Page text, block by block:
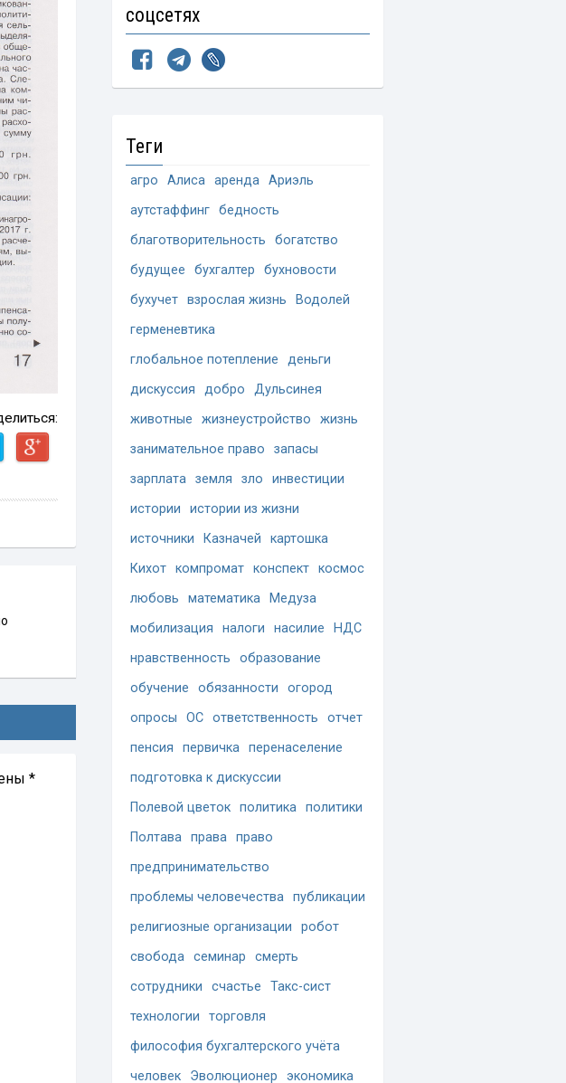
*
соцсетях
Теги
агро Алиса аренда Ариэль
аутстаффинг бедность
благотворительность
богатство
будущее
бухгалтер
бухновости
бухучет взрослая жизнь
Водолей
герменевтика
глобальное потепление
деньги
дискуссия
добро
Дульсинея
животные
жизнеустройство
жизнь
занимательное право
запасы
зарплата земля зло
инвестиции
истории
истории из жизни
источники
Казначей
картошка
Кихот компромат конспект космос
любовь
математика
Медуза
мобилизация
налоги насилие
НДС
нравственность
образование
обучение
обязанности
огород
опросы
ОС ответственность
отчет
пенсия
первичка перенаселение
подготовка к дискуссии
Полевой цветок политика политики
Полтава права право
предпринимательство
проблемы человечества публикации
религиозные организации
робот
свобода семинар
смерть
сотрудники
счастье
Такс-сист
технологии
торговля
философия бухгалтерского учёта
человек
Эволюционер
экономика